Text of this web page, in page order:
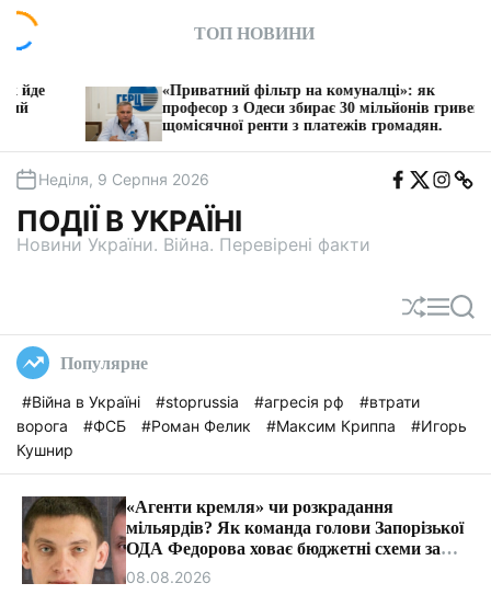
и
ТОП НОВИНИ
фільтр на комуналці»: як
з Одеси збирає 30 мільйонів гривень
ренти з платежів громадян.
З 1 серпня
послуги БТІ
Неділя, 9 Серпня 2026
F
T
w
I
n
T
ПОДІЇ В УКРАЇНІ
Новини України. Війна. Перевірені факти
П
е
а
М
е
П
о
Популярне
#Війна в Україні #stoprussia #агресія рф
#втрати
ворога
#ФСБ #Роман Фелик #Максим Криппа
#Игорь
Кушнир
«Агенти кремля» чи розкрадання
мільярдів? Як команда голови Запорізької
ОДА Федорова ховає бюджетні схеми за
ярликами «ІПСО»
08.08.2026